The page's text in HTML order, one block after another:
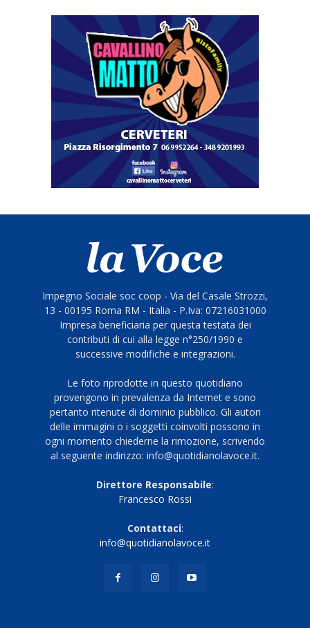
Impegno Sociale soc coop - Via del Casale Strozzi,
13 - 00195 Roma RM - Italia - P.Iva: 07216031000
Impresa beneficiaria per questa testata dei
contributi di cui alla legge n°250/1990 e
successive modifiche e integrazioni.
Le foto riprodotte in questo quotidiano
provengono in prevalenza da Internet e sono
pertanto ritenute di dominio pubblico. Gli autori
delle immagini o i soggetti coinvolti possono in
ogni momento chiederne la rimozione, scrivendo
al seguente indirizzo: info@quotidianolavoce.it.
Direttore Responsabile:
Francesco Rossi
Contattaci:
info@quotidianolavoce.it